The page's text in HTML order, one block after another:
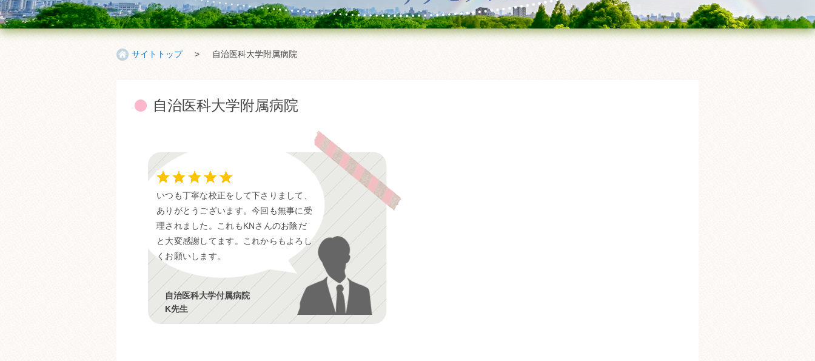
サイトトップ > 自治医科大学附属病院
自治医科大学附属病院
いつも丁寧な校正をして下さりまして、
ありがとうございます。今回も無事に受
理されました。これもKNさんのお陰だ
と大変感謝してます。これからもよろし
くお願いします。
自治医科大学付属病院
K先生